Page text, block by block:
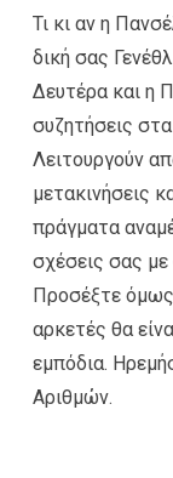
Τι κι αν η
δική σας
Δευτέρα και η
συζητήσεις
Λειτουργούν
μετακινήσεις
πράγματα
σχέσεις σας με
Προσέξτε όμως
αρκετές θα
εμπόδια.
Αριθμών.